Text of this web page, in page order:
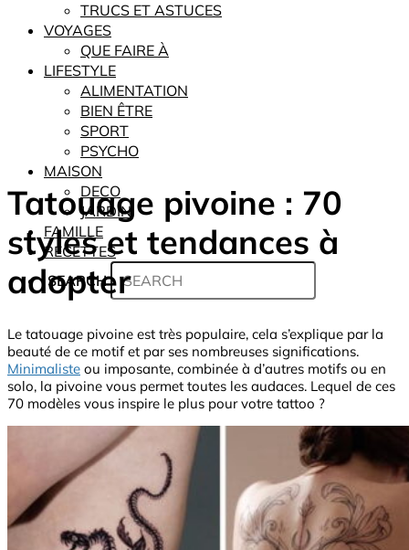
TRUCS ET ASTUCES
VOYAGES
QUE FAIRE À
LIFESTYLE
ALIMENTATION
BIEN ÊTRE
SPORT
PSYCHO
MAISON
DECO
JARDIN
FAMILLE
RECETTES
SEARCH
Tatouage pivoine : 70
styles et tendances à
adopter
Le tatouage pivoine est très populaire, cela s’explique par la
beauté de ce motif et par ses nombreuses significations.
Minimaliste ou imposante, combinée à d’autres motifs ou en
solo, la pivoine vous permet toutes les audaces. Lequel de ces
70 modèles vous inspire le plus pour votre tattoo ?